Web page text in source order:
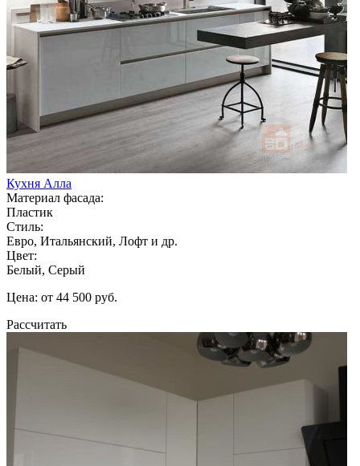
Кухня Алла
Материал фасада:
Пластик
Стиль:
Евро, Итальянский, Лофт и др.
Цвет:
Белый, Серый
Цена: от 44 500 руб.
Рассчитать